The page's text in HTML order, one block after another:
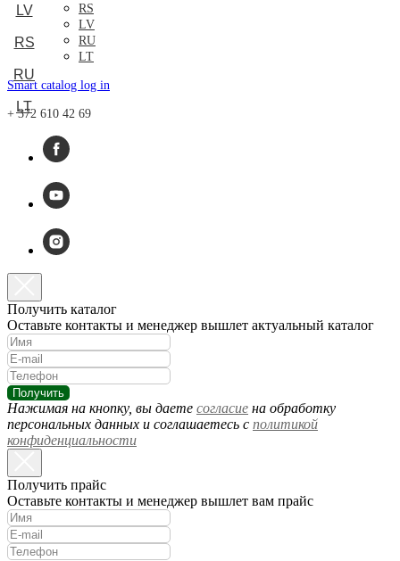
LV
RS
RU
LT
RS
LV
RU
LT
Smart catalog log in
+ 372 610 42 69
Получить каталог
Оставьте контакты и менеджер вышлет актуальный каталог
Получить
Нажимая на кнопку, вы даете согласие на обработку
персональных данных и соглашаетесь c политикой
конфиденциальности
Получить прайс
Оставьте контакты и менеджер вышлет вам прайс